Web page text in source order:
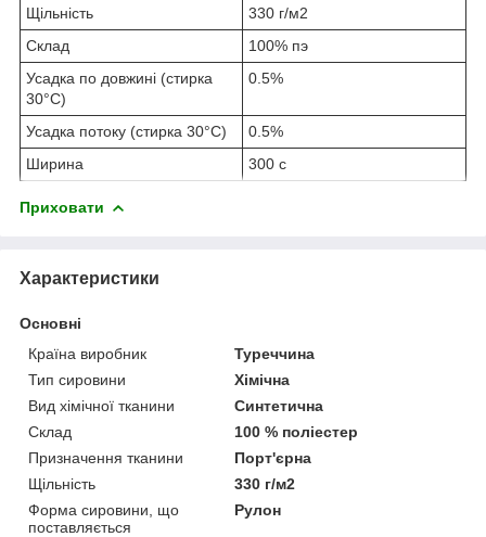
Щільність
330 г/м2
Склад
100% пэ
Усадка по довжині (стирка
30°C)
0.5%
Усадка потоку (стирка 30°C)
0.5%
Ширина
300 с
Приховати
Характеристики
Основні
Країна виробник
Туреччина
Тип сировини
Хімічна
Вид хімічної тканини
Синтетична
Склад
100 % поліестер
Призначення тканини
Порт'єрна
Щільність
330 г/м2
Форма сировини, що
поставляється
Рулон